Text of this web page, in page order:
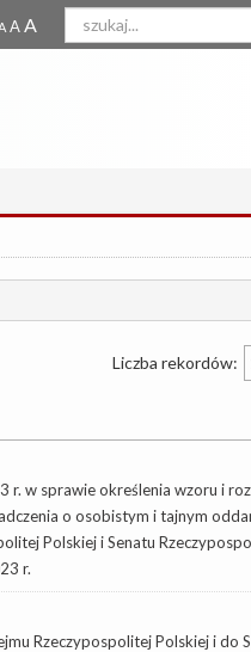
Liczba rekordów:
r. w sprawie określenia wzoru i
o osobistym i tajnym
Polskiej i Senatu
r.
Rzeczypospolitej Polskiej i do